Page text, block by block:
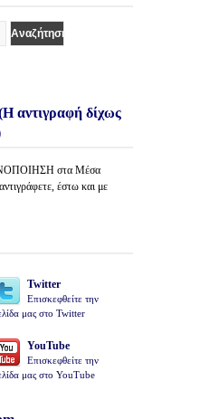
αντιγραφή δίχως
στα Μέσα
έστω και με
Twitter
Επισκεφθείτε την
μας στο Twitter
YouTube
Επισκεφθείτε την
μας στο YouTube